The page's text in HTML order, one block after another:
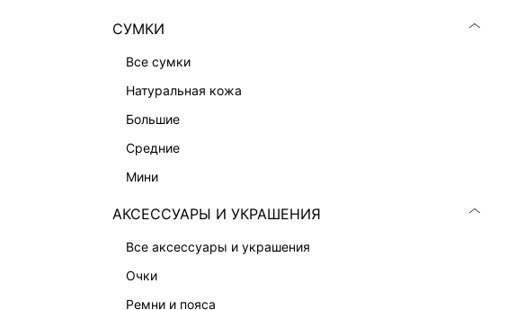
СУМКИ
все сумки
натуральная кожа
большие
средние
мини
АКСЕССУАРЫ И УКРАШЕНИЯ
все аксессуары и украшения
очки
ремни и пояса
ПОДАРОЧНЫЕ СЕРТИФИКАТЫ
В ОТТЕНКАХ СЕРОГО
LOVE REPUBLIC MAISON
ДАЙДЖЕСТ